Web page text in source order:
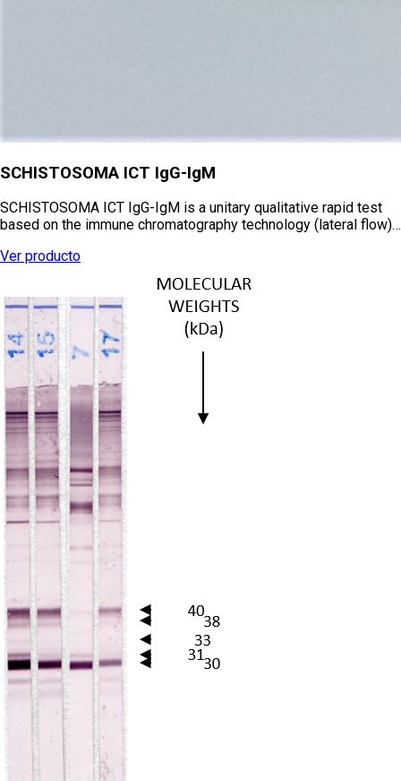
SCHISTOSOMA ICT IgG-IgM
SCHISTOSOMA ICT IgG-IgM is a unitary qualitative rapid test
based on the immune chromatography technology (lateral flow)…
Ver producto